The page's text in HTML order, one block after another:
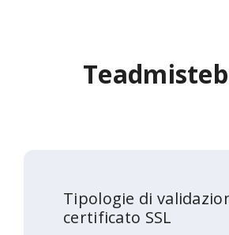
Tipologie di
certificato SSL